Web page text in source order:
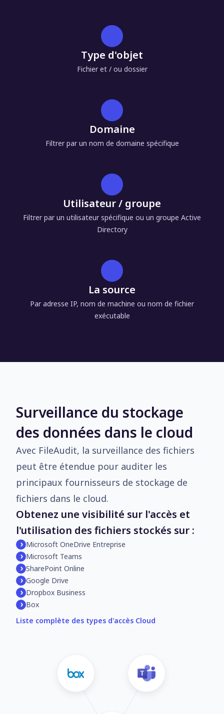
Type d'objet
Fichier et / ou dossier
Domaine
Filtrer par un nom de domaine spécifique
Utilisateur / groupe
Filtrer par un utilisateur spécifique ou un groupe Active
Directory
La source
Par adresse IP, nom de machine ou nom de fichier
exécutable
Surveillance du stockage
des données dans le cloud
Avec FileAudit, la surveillance des fichiers
peut être étendue pour auditer les
principaux fournisseurs de stockage de
fichiers dans le cloud.
Obtenez une visibilité sur l'accès et
l'utilisation des fichiers stockés sur :
Microsoft OneDrive Entreprise
Microsoft Teams
SharePoint Online
Google Drive
Dropbox Business
Box
Liste complète des types d'accès Cloud